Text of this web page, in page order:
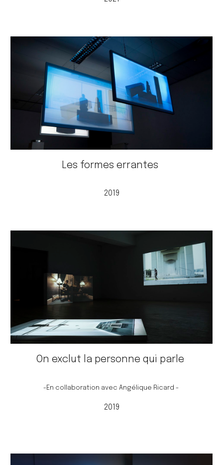
Les formes errantes
2019
On exclut la personne qui parle
-En collaboration avec Angélique Ricard -
2019